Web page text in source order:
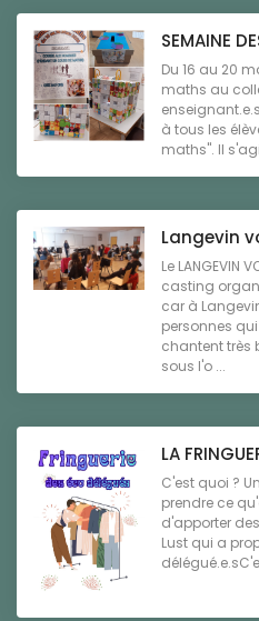
SEMAINE
Du 16 au 20
maths au
à tous les
maths". Il
Langevin
Le LANGEVIN
casting
car à
personnes
chantent très
sous l'o ...
LA
C'est quoi ?
prendre ce
d'apporter
Lust qui a